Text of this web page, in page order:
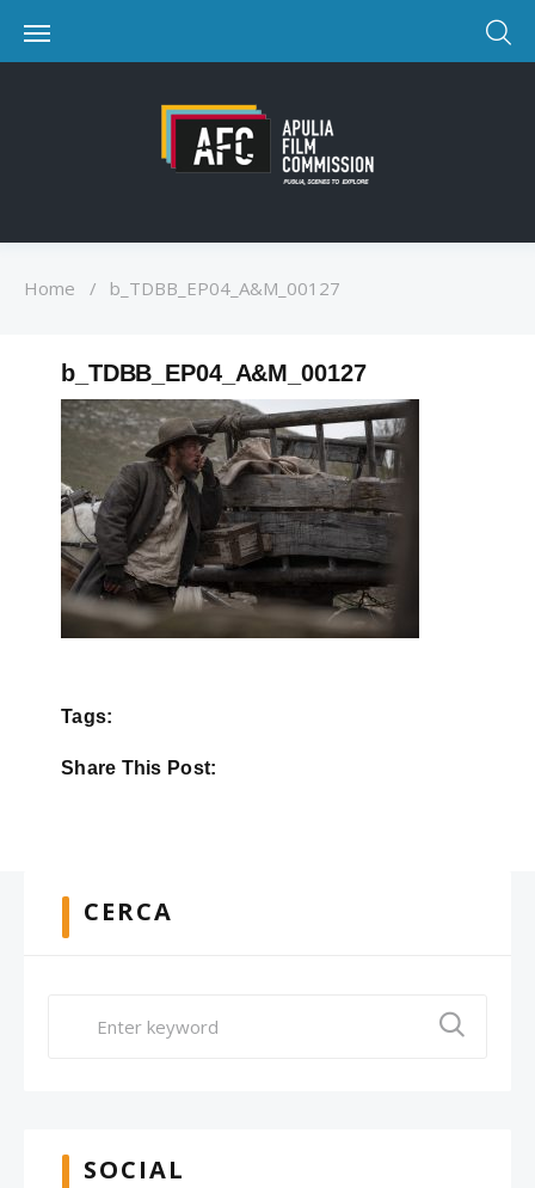
Home / b_TDBB_EP04_A&M_00127
b_TDBB_EP04_A&M_00127
Tags:
Share This Post:
CERCA
SOCIAL